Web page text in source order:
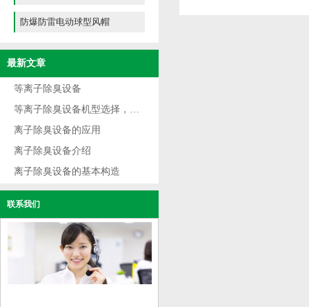
防爆防雷电动球型风帽
最新文章
等离子除臭设备
等离子除臭设备机型选择，根据不同用途选型
离子除臭设备的应用
离子除臭设备介绍
离子除臭设备的基本构造
联系我们